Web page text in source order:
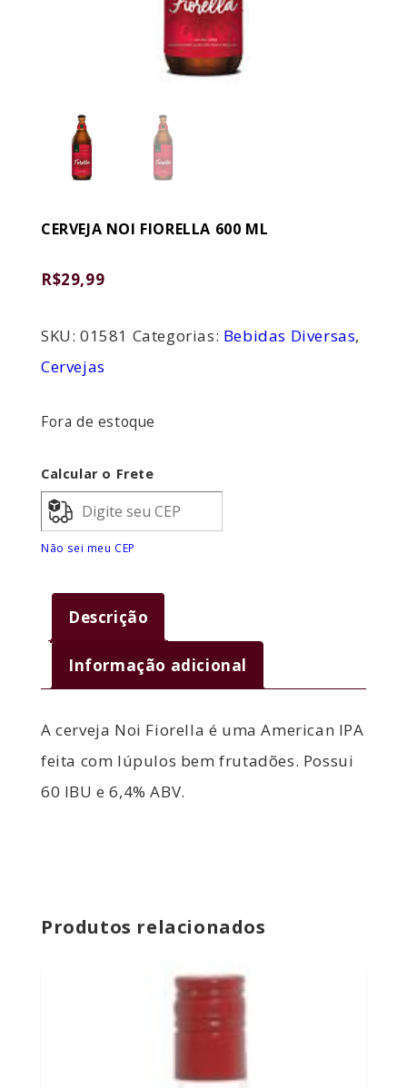
CERVEJA NOI FIORELLA 600 ML
R$29,99
SKU: 01581 Categorias: Bebidas Diversas,
Cervejas
Fora de estoque
Calcular o Frete
Não sei meu CEP
Descrição
Informação adicional
A cerveja Noi Fiorella é uma American IPA
feita com lúpulos bem frutadões. Possui
60 IBU e 6,4% ABV.
Produtos relacionados